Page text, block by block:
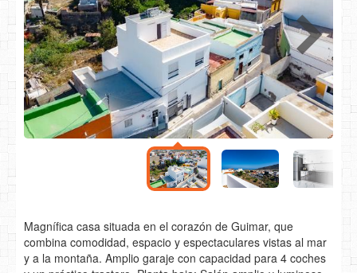
Magnífica casa situada en el corazón de Guimar, que
combina comodidad, espacio y espectaculares vistas al mar
y a la montaña. Amplio garaje con capacidad para 4 coches